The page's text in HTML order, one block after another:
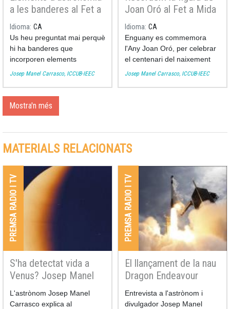
a les banderes al Fet a
Mida
Idioma CA
Us heu preguntat mai perquè
hi ha banderes que
incorporen elements
astronòmics (estrelles,
l'Institut de Ciències del
Carrasco ens porta un recull
de les més curioses i ens
Podeu veure la seva
participació aquí:
Josep Manel Carrasco, ICCUB-IEEC
Joan Oró al Fet a Mida
Idioma CA
Enguany es commemora
l'Any Joan Oró, per celebrar
el centenari del naixement
del bioquímic lleidatà
Ciències del Cosmos de la
UB (ICCUB) Josep Manel
Podeu veure la seva
participació aquí:
Josep Manel Carrasco, ICCUB-IEEC
Mostra'n més
MATERIALS RELACIONATS
PREMSA RADIO I TV
S'ha detectat vida a
Venus? Josep Manel
Carrasco en parla a
Ràdio Sant Boi
L'astrònom Josep Manel
Carrasco explica al
PREMSA RADIO I TV
El llançament de la nau
Dragon Endeavour
explicat a Rac1
Entrevista a l'astrònom i
divulgador Josep Manel